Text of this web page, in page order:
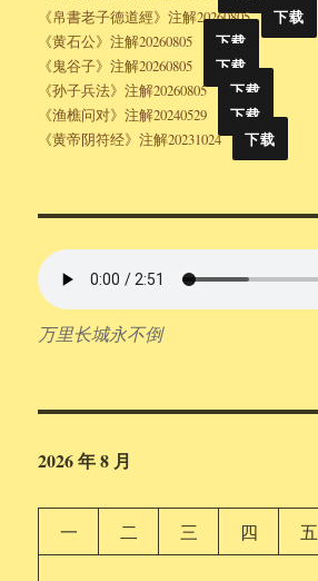
《帛書老子德道經》注解20260805
下载
《黄石公》注解20260805
下载
《鬼谷子》注解20260805
下载
《孙子兵法》注解20260805
下载
《渔樵问对》注解20240529
下载
《黄帝阴符经》注解20231024
下载
万里长城永不倒
2026 年 8 月
一 二 三 四 五